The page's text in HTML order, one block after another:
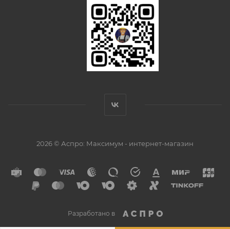
2026 © Аспро: Максимум - интернет-магазин
Разработано в